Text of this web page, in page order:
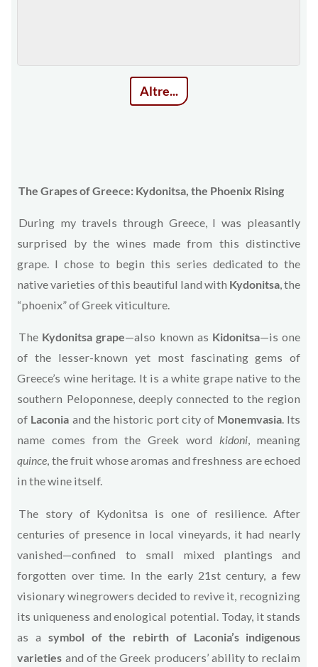
Altre...
The Grapes of Greece: Kydonitsa, the Phoenix Rising
During my travels through Greece, I was pleasantly
surprised by the wines made from this distinctive
grape. I chose to begin this series dedicated to the
native varieties of this beautiful land with Kydonitsa, the
“phoenix” of Greek viticulture.
The Kydonitsa grape—also known as Kidonitsa—is one
of the lesser-known yet most fascinating gems of
Greece’s wine heritage. It is a white grape native to the
southern Peloponnese, deeply connected to the region
of Laconia and the historic port city of Monemvasia. Its
name comes from the Greek word kidoni, meaning
quince, the fruit whose aromas and freshness are echoed
in the wine itself.
The story of Kydonitsa is one of resilience. After
centuries of presence in local vineyards, it had nearly
vanished—confined to small mixed plantings and
forgotten over time. In the early 21st century, a few
visionary winegrowers decided to revive it, recognizing
its uniqueness and enological potential. Today, it stands
as a symbol of the rebirth of Laconia’s indigenous
varieties and of the Greek producers’ ability to reclaim